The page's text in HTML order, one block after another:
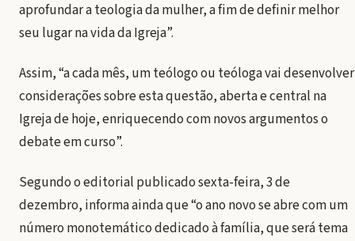
aprofundar a teologia da mulher, a fim de definir melhor
seu lugar na vida da Igreja”.
Assim, “a cada mês, um teólogo ou teóloga vai desenvolver
considerações sobre esta questão, aberta e central na
Igreja de hoje, enriquecendo com novos argumentos o
debate em curso”.
Segundo o editorial publicado sexta-feira, 3 de
dezembro, informa ainda que “o ano novo se abre com um
número monotemático dedicado à família, que será tema